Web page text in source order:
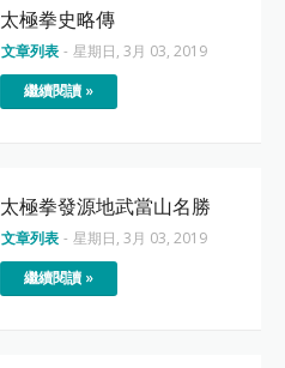
太極拳史略傳
文章列表 - 星期日, 3月 03, 2019
繼續閱讀 »
太極拳發源地武當山名勝
文章列表 - 星期日, 3月 03, 2019
繼續閱讀 »